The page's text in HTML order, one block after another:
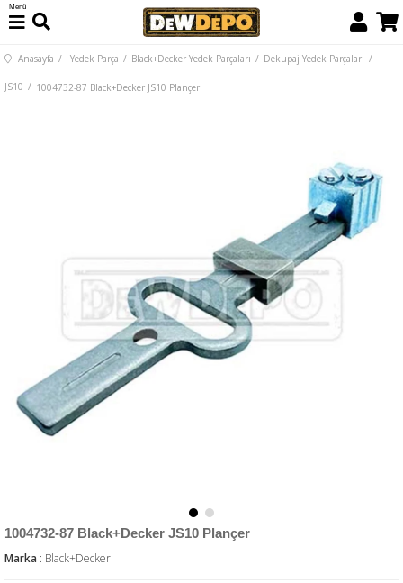
Menü
Anasayfa Yedek Parça Black+Decker Yedek Parçaları Dekupaj Yedek Parçaları
JS10 1004732-87 Black+Decker JS10 Plançer
1004732-87 Black+Decker JS10 Plançer
Marka : Black+Decker